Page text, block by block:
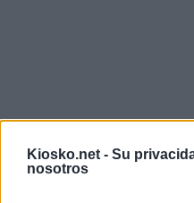
Kiosko.net - Su
nosotros